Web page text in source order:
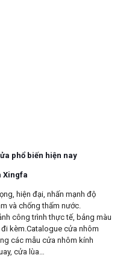
phổ biến hiện nay
Xingfa
hiện đại, nhấn mạnh độ
và chống thấm nước.
công trình thực tế, bảng màu
kèm.Catalogue cửa nhôm
các mẫu cửa nhôm kính
cửa lùa…